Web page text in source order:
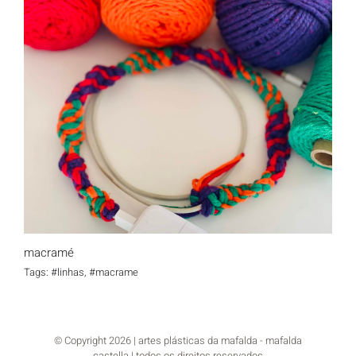
macramé
Tags: #linhas, #macrame
© Copyright2026 | artes plásticas da mafalda - mafalda